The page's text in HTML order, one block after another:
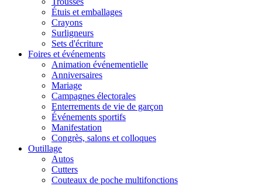
Étuis et emballages
Crayons
Surligneurs
Sets d'écriture
Foires et événements
Animation événementielle
Anniversaires
Mariage
Campagnes électorales
Enterrements de vie de garçon
Événements sportifs
Manifestation
Congrès, salons et colloques
Outillage
Autos
Cutters
Couteaux de poche multifonctions